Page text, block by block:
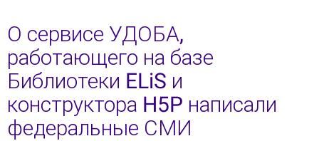
О сервисе УДОБА,
работающего на базе
Библиотеки ELiS и
конструктора H5P написали
федеральные СМИ